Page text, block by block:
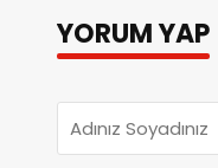
YORUM YAP